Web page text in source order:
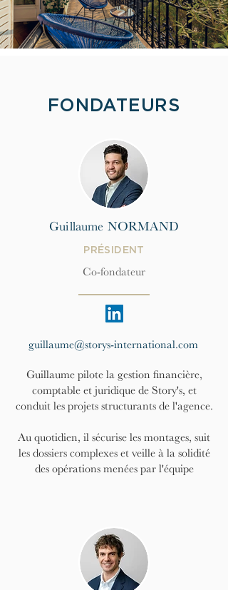
FONDATEURS
Guillaume NORMAND
PRÉSIDENT
Co-fondateur
guillaume@storys-international.com
Guillaume pilote la gestion financière,
comptable et juridique de Story's, et
conduit les projets structurants de l'agence.
Au quotidien, il sécurise les montages, suit
les dossiers complexes et veille à la solidité
des opérations menées par l'équipe